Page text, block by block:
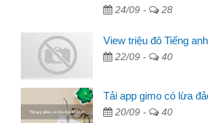
24/09 - 28
View triệu đô Tiếng
22/09 - 40
Tải app gimo có lừa
20/09 - 40